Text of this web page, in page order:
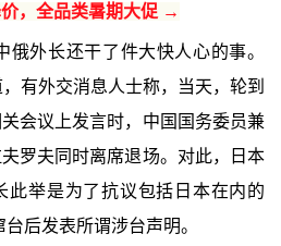
，全品类暑期大促 →
俄外长还干了件大快人心的事。
有外交消息人士称，当天，轮到
会议上发言时，中国国务委员兼
罗夫同时离席退场。对此，日本
此举是为了抗议包括日本在内的
后发表所谓涉台声明。